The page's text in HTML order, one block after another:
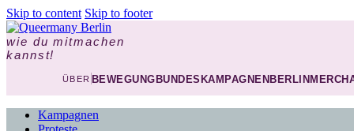
Skip to content Skip to footer
wie du mitmachen
kannst!
ÜBER BEWEGUNGBUNDESKAMPAGNENBERLIN
Kampagnen